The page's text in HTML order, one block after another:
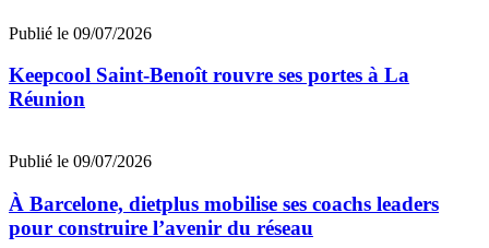
Publié le 09/07/2026
Keepcool Saint-Benoît rouvre ses portes à La
Réunion
Publié le 09/07/2026
À Barcelone, dietplus mobilise ses coachs leaders
pour construire l’avenir du réseau